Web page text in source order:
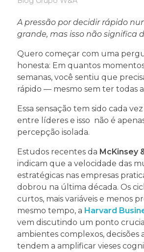
A pressão por decidir rápido
grande, mas isso não significa
Quero começar com uma
honesta: Em quantos
semanas, você sentiu que
rápido — mesmo sem ter todas
Essa sensação tem sido cada
entre líderes e isso não é
percepção isolada.
Estudos recentes da McKinsey
indicam que a velocidade das
estratégicas nas empresas
dobrou na última década. Os
curtos, mais variáveis e menos
mesmo tempo, a Harvard
vem discutindo um ponto
ambientes complexos, decisões
tendem a amplificar vieses